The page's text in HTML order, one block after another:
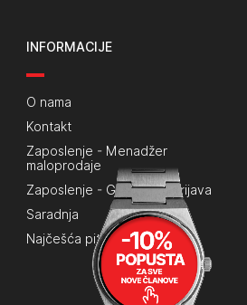
INFORMACIJE
O nama
Kontakt
Zaposlenje - Menadžer
maloprodaje
Zaposlenje - Generalna prijava
Saradnja
Najčešća pitanja